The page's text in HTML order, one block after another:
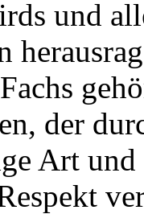
und
der
Art